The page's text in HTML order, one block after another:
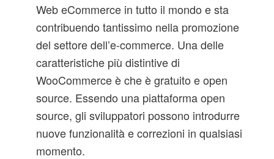
Web eCommerce in tutto il mondo e sta
contribuendo tantissimo nella promozione
del settore dell’e-commerce. Una delle
caratteristiche più distintive di
WooCommerce è che è gratuito e open
source. Essendo una piattaforma open
source, gli sviluppatori possono introdurre
nuove funzionalità e correzioni in qualsiasi
momento.